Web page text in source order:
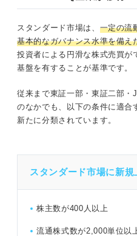
スタンダード市場は、 一定の流
基本的なガバナンス水準を備え
投資者による円滑な株式売買が
基盤を有することが基準です。
従来まで東証一部・東証二部
のなかでも、以下の条件に適合
新たに分類されています。
スタンダード市場に新
株主数が400人以上
流通株式数が2,000単位以